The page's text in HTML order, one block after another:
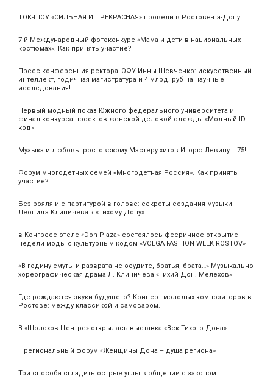
ТОК-ШОУ «СИЛЬНАЯ И ПРЕКРАСНАЯ» провели в Ростове-на-Дону
7-й Международный фотоконкурс «Мама и дети в национальных
костюмах». Как принять участие?
Пресс-конференция ректора ЮФУ Инны Шевченко: искусственный
интеллект, годичная магистратура и 4 млрд. руб на научные
исследования!
Первый модный показ Южного федерального университета и
финал конкурса проектов женской деловой одежды «Модный ID-
код»
Музыка и любовь: ростовскому Мастеру хитов Игорю Левину ‒ 75!
Форум многодетных семей «Многодетная Россия». Как принять
участие?
Без рояля и с партитурой в голове: секреты создания музыки
Леонида Клиничева к «Тихому Дону»
в Конгресс-отеле «Don Plaza» состоялось фееричное открытие
недели моды с культурным кодом «VOLGA FASHION WEEK ROSTOV»
«В годину смуты и разврата не осудите, братья, брата…» Музыкально-
хореографическая драма Л. Клиничева «Тихий Дон. Мелехов»
Где рождаются звуки будущего? Концерт молодых композиторов в
Ростове: между классикой и самоваром.
В «Шолохов-Центре» открылась выставка «Век Тихого Дона»
II региональный форум «Женщины Дона – душа региона»
Три способа сгладить острые углы в общении с законом